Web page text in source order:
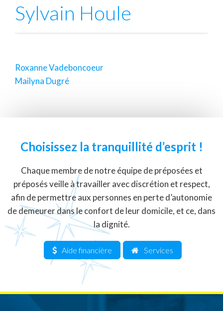
Sylvain Houle
Navigation
Roxanne Vadeboncoeur
Mailyna Dugré
Choisissez la tranquillité d’esprit !
Chaque membre de notre équipe de préposées et
préposés veille à travailler avec discrétion et respect,
afin de permettre aux personnes en perte d’autonomie
de demeurer dans le confort de leur domicile, et ce, dans
la dignité.
Aide financière Services